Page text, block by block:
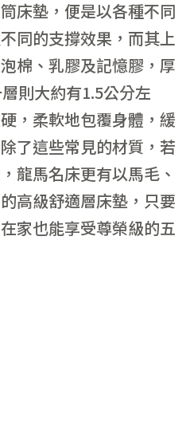
床墊，便是以各種不同
同的支撐效果，而其上
棉、乳膠及記憶膠，厚
則大約有1.5公分左
，柔軟地包覆身體，緩
了這些常見的材質，若
龍馬名床更有以馬毛、
高級舒適層床墊，只要
家也能享受尊榮級的五